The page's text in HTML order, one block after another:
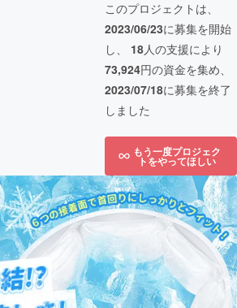
このプロジェクトは、
2023/06/23に募集を開始
し、 18人の支援により
73,924円の資金を集め、
2023/07/18に募集を終了
しました
もう一度プロジェク
トをやってほしい